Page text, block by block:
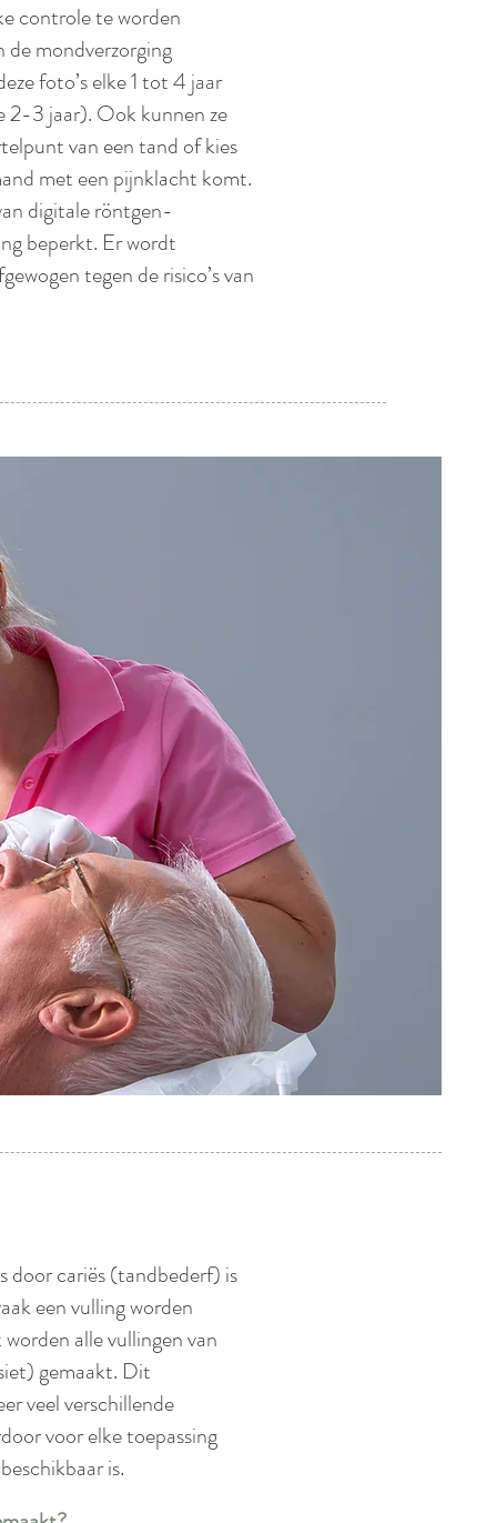
controle te worden
mondverzorging
foto’s elke 1 tot 4 jaar
2-3 jaar). Ook kunnen ze
van een tand of kies
met een pijnklacht komt.
digitale röntgen-
beperkt. Er wordt
tegen de risico’s van
door cariës (tandbederf) is
een vulling worden
alle vullingen van
gemaakt. Dit
veel verschillende
voor elke toepassing
is.